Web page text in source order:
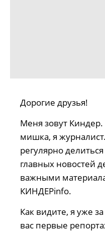
Дорогие друзья!
Меня зовут
мишка, я
регулярно
главных новостей
важными
КИНДЕРinfo.
Как видите, я уже
вас первые